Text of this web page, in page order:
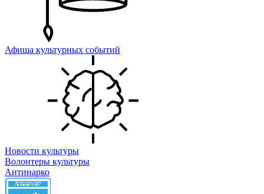
Афиша культурных событий
Новости культуры
Волонтеры культуры
Антинарко